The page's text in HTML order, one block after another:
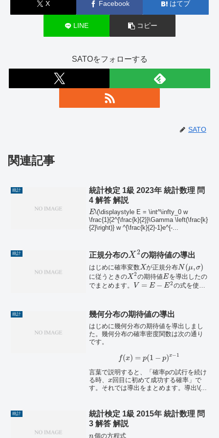
X Facebook はてブ
LINE コピー
SATOをフォローする
SATO
関連記事
統計
統計検定 1級 2023年 統計数理 問
4 解答 解説
E\(\displaystyle E = \int^\infty_0 w
\frac{1}{2^{\frac{k}{2}}\Gamma \left(\frac{k}
{2}\right)} w ^{\frac{k}{2}-1}e^{-...
統計 正規分布のX2の期待値の導出
はじめに確率変数Xが正規分布N (μ,σ)
に従うときのX2の期待値Eを導出したの
でまとめます。
V = E − E2の式を使え
統計 幾何分布の期待値の導出
はじめに幾何分布の期待値を導出しまし
た。幾何分布の確率密度関数は次の通り
です。
f(x) = p(1 − p)x−1
言葉で説明すると、「確率pの試行を続け
る時、x回目に初めて成功する確率」で
す。それでは導出をまとめます。導出\(...
統計
統計検定 1級 2015年 統計数理 問
3 解答 解説
n個の方程式